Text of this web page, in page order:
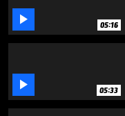
 05:16
 05:33